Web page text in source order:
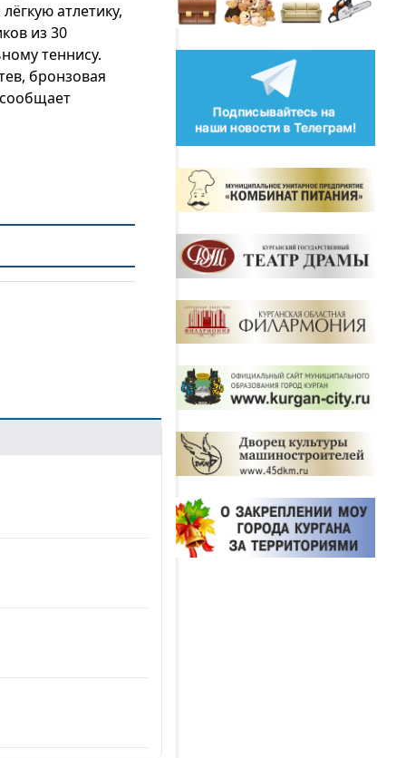
атлетику,
из 30
теннису.
бронзовая